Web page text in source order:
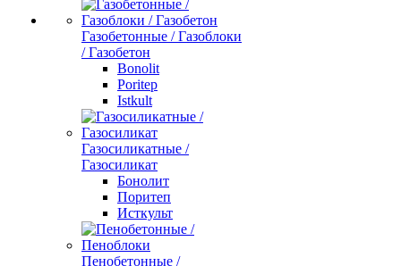
Газобетонные / Газоблоки
/ Газобетон
Bonolit
Poritep
Istkult
Газосиликатные /
Газосиликат
Бонолит
Поритеп
Исткульт
Пенобетонные /